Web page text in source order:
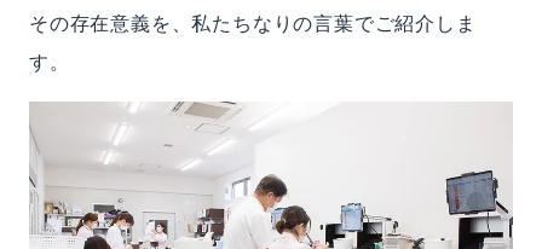
その存在意義を、私たちなりの言葉でご紹介しま
す。